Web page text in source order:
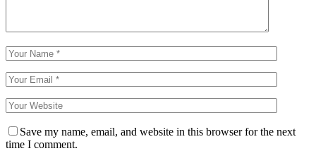
Save my name, email, and website in this browser for the next
time I comment.